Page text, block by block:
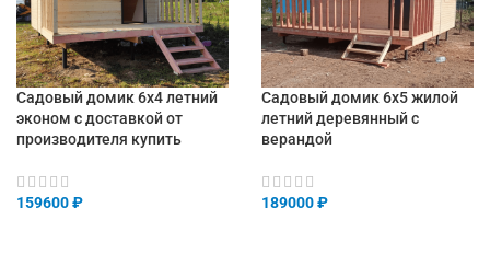
Садовый домик 6х4 летний
эконом с доставкой от
производителя купить
159600₽
Садовый домик 6х5 жилой
летний деревянный с
верандой
189000₽